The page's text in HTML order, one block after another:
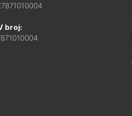
broj: